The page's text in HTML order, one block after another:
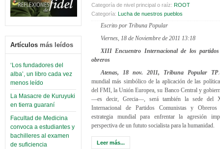
Artículos más leídos
‘Los fundadores del
alba’, un libro cada vez
menos leído
La Masacre de Kuruyuki
en tierra guaraní
Facultad de Medicina
convoca a estudiantes y
bachilleres al examen
de suficiencia
Categoría de nivel principal o raíz: ROOT
Categoría: Lucha de nuestros pueblos
Escrito por Tribuna Popular
Viernes, 18 de Noviembre de 2011 13:18
XIII Encuentro Internacional de los partidos
obreros
Atenas, 18 nov. 2011, Tribuna Popular TP
mundial más simbólico de la aplicación de las
del FMI, la Unión Europea, su Banco Central y
—es decir, Grecia—, será también la sede del
Internacional de Partidos Comunistas y Obreros
estrategia mundial para enfrentar la agresión
perspectiva de un fututo socialista para la humanidad.
Leer más...